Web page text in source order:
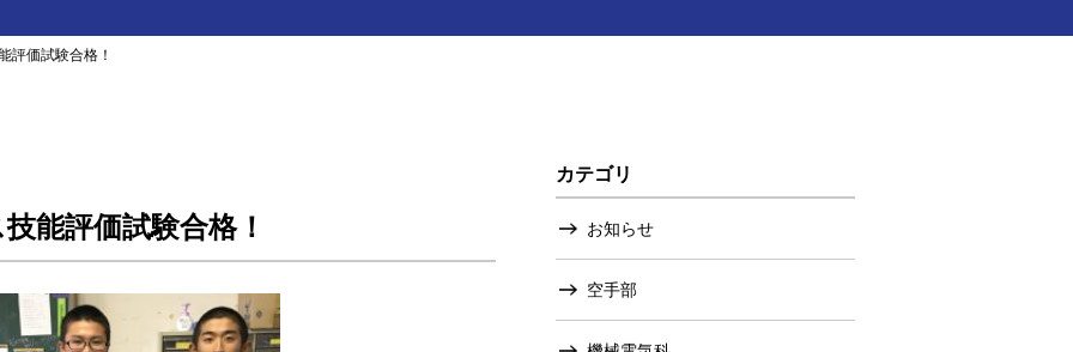
評価試験合格！
能評価試験合格！
カテゴリ
お知らせ
空手部